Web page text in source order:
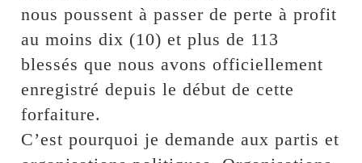
nous poussent à passer de perte à profit
au moins dix (10) et plus de 113
blessés que nous avons officiellement
enregistré depuis le début de cette
forfaiture.
C’est pourquoi je demande aux partis et